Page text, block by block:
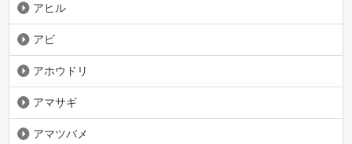
アヒル
アビ
アホウドリ
アマサギ
アマツバメ